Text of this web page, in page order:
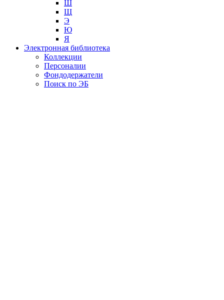
Ш
Щ
Э
Ю
Я
Электронная библиотека
Коллекции
Персоналии
Фондодержатели
Поиск по ЭБ